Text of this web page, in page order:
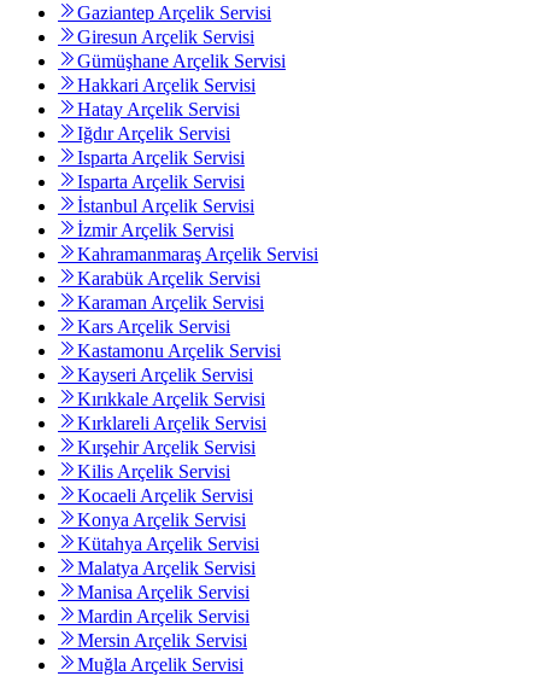
Gaziantep Arçelik Servisi
Giresun Arçelik Servisi
Gümüşhane Arçelik Servisi
Hakkari Arçelik Servisi
Hatay Arçelik Servisi
Iğdır Arçelik Servisi
Isparta Arçelik Servisi
Isparta Arçelik Servisi
İstanbul Arçelik Servisi
İzmir Arçelik Servisi
Kahramanmaraş Arçelik Servisi
Karabük Arçelik Servisi
Karaman Arçelik Servisi
Kars Arçelik Servisi
Kastamonu Arçelik Servisi
Kayseri Arçelik Servisi
Kırıkkale Arçelik Servisi
Kırklareli Arçelik Servisi
Kırşehir Arçelik Servisi
Kilis Arçelik Servisi
Kocaeli Arçelik Servisi
Konya Arçelik Servisi
Kütahya Arçelik Servisi
Malatya Arçelik Servisi
Manisa Arçelik Servisi
Mardin Arçelik Servisi
Mersin Arçelik Servisi
Muğla Arçelik Servisi